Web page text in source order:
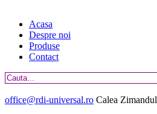
Acasa
Despre noi
Produse
Contact
office@rdi-universal.ro Calea